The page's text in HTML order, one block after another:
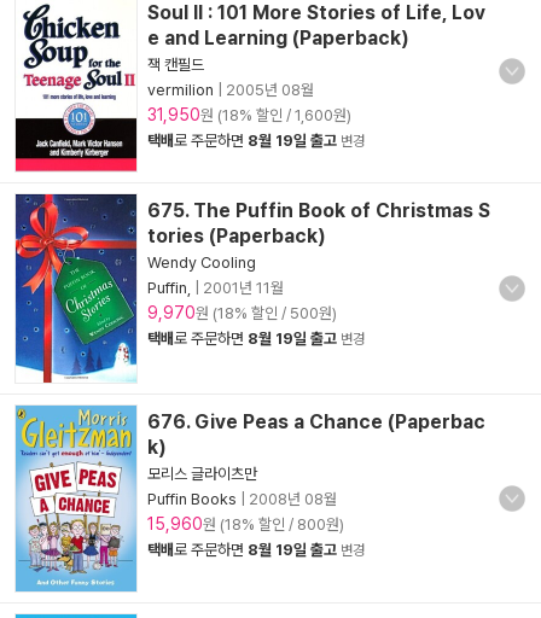
Soul II : 101 More Stories of Life, Lov
e and Learning (Paperback)
잭 캔필드
vermilion
2005년 08월
31,950원 (18% 할인 / 1,600원)
택배로 주문하면 8월 19일 출고 변경
675. The Puffin Book of Christmas S
tories (Paperback)
Wendy Cooling
Puffin,
2001년 11월
9,970원 (18% 할인 / 500원)
택배로 주문하면 8월 19일 출고 변경
676. Give Peas a Chance (Paperbac
k)
모리스 글라이츠만
Puffin Books
2008년 08월
15,960원 (18% 할인 / 800원)
택배로 주문하면 8월 19일 출고 변경